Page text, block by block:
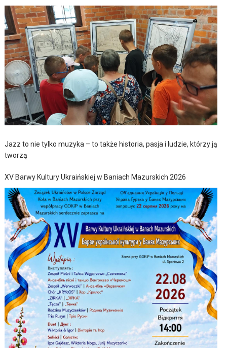
Jazz to nie tylko muzyka – to także historia, pasja i ludzie, którzy ją
tworzą
XV Barwy Kultury Ukraińskiej w Baniach Mazurskich 2026